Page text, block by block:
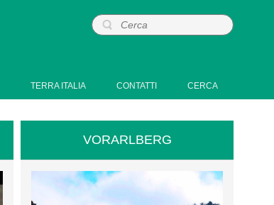
TERRA ITALIA CONTATTI CERCA
VORARLBERG